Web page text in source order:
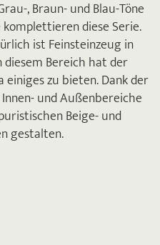
, Braun- und Blau-Töne
diese Serie.
ist Feinsteinzeug in
Bereich hat der
zu bieten. Dank der
und Außenbereiche
Beige- und
gestalten.